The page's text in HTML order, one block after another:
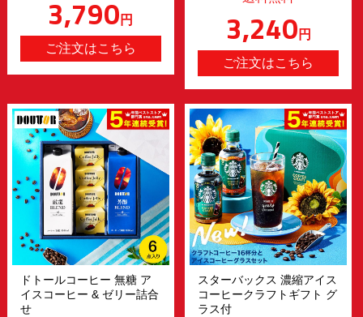
3,790円 3,240円
ドトールコーヒー 無糖 ア
イスコーヒー & ゼリー詰合
せ
スターバックス 濃縮アイス
コーヒークラフトギフト グ
ラス付